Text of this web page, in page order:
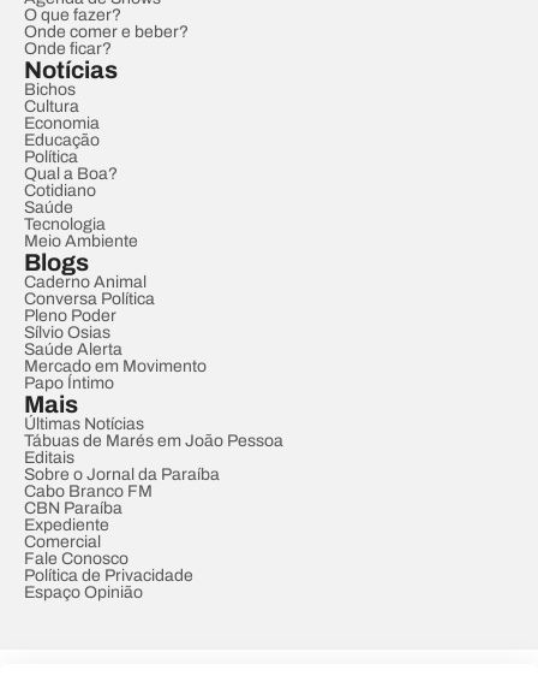
O que fazer?
Onde comer e beber?
Onde ficar?
Notícias
Bichos
Cultura
Economia
Educação
Política
Qual a Boa?
Cotidiano
Saúde
Tecnologia
Meio Ambiente
Blogs
Caderno Animal
Conversa Política
Pleno Poder
Sílvio Osias
Saúde Alerta
Mercado em Movimento
Papo Íntimo
Mais
Últimas Notícias
Tábuas de Marés em João Pessoa
Editais
Sobre o Jornal da Paraíba
Cabo Branco FM
CBN Paraíba
Expediente
Comercial
Fale Conosco
Política de Privacidade
Espaço Opinião